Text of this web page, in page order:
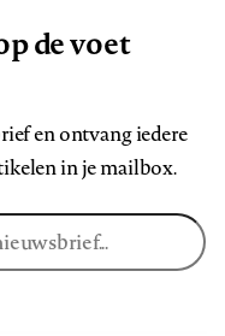
de voet
en ontvang iedere
in je mailbox.